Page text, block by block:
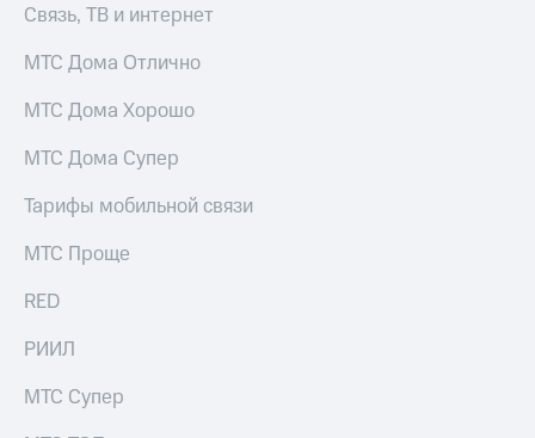
Связь, ТВ и интернет
МТС Дома Отлично
МТС Дома Хорошо
МТС Дома Супер
Тарифы мобильной связи
МТС Проще
RED
РИИЛ
МТС Супер